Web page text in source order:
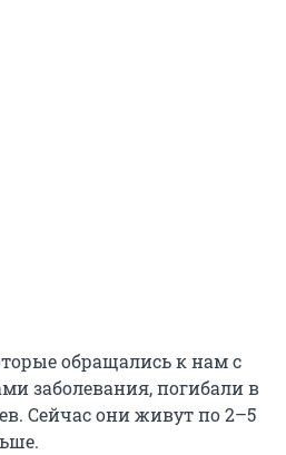
обращались к нам с
заболевания, погибали в
Сейчас они живут по 2–5